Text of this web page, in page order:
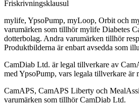
Friskrivningsklausul
mylife, YpsoPump, myLoop, Orbit och
varumärken som tillhör mylife Diabetes
dotterbolag. Andra varumärken tillhör
Produktbilderna är enbart avsedda som
CamDiab Ltd. är legal tillverkare av
med YpsoPump, vars legala tillverkare är
CamAPS, CamAPS Liberty och
varumärken som tillhör CamDiab Ltd.